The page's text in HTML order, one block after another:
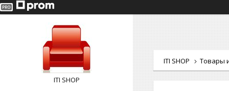
ITI SHOP
ITI SHOP Товары